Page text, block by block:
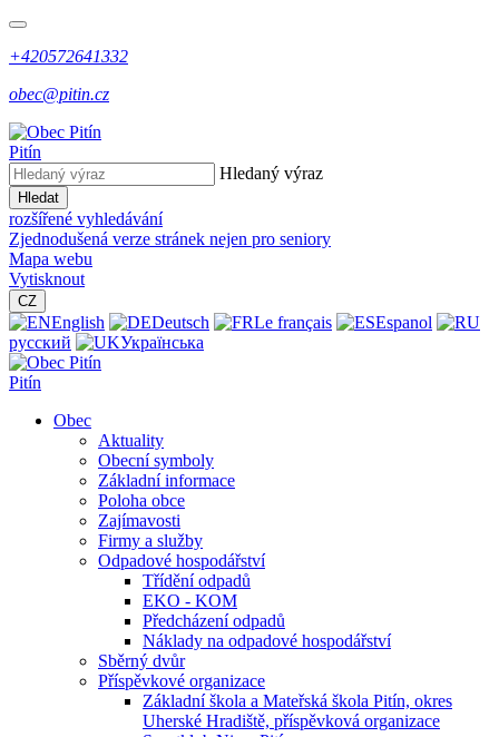
+420572641332
obec@pitin.cz
Pitín
Hledaný výraz
Hledat
rozšířené vyhledávání
Zjednodušená verze stránek nejen pro seniory
Mapa webu
Vytisknout
CZ
English Deutsch Le français
Espanol
русский
Українська
Pitín
Obec
Aktuality
Obecní symboly
Základní informace
Poloha obce
Zajímavosti
Firmy a služby
Odpadové hospodářství
Třídění odpadů
EKO - KOM
Předcházení odpadů
Náklady na odpadové hospodářství
Sběrný dvůr
Příspěvkové organizace
Základní škola a Mateřská škola Pitín, okres
Uherské Hradiště, příspěvková organizace